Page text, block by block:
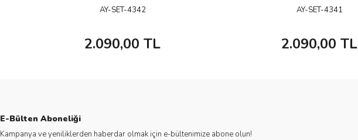
AY-SET-4342
2.090,00 TL
AY-SET-4341
2.090,00 TL
E-Bülten Aboneliği
Kampanya ve yeniliklerden haberdar olmak için e-bültenimize abone olun!